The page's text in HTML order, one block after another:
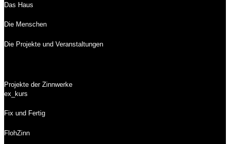
Das Haus
Die Menschen
Die Projekte und Veranstaltungen
Projekte der Zinnwerke
ex_kurs
Fix und Fertig
FlohZinn